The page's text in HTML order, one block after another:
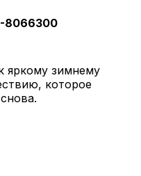
8066300
яркому зимнему
которое